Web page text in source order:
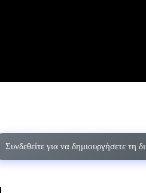
Συνδεθείτε για να δημιουργήσετε τη